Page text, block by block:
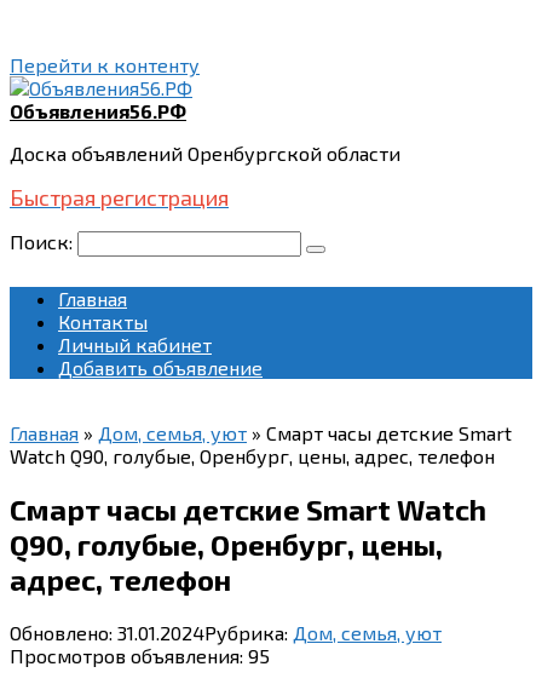
Перейти к контенту
Объявления56.РФ
Доска объявлений Оренбургской области
Быстрая регистрация
Поиск:
Главная
Контакты
Личный кабинет
Добавить объявление
Главная » Дом, семья, уют » Смарт часы детские Smart
Watch Q90, голубые, Оренбург, цены, адрес, телефон
Смарт часы детские Smart Watch
Q90, голубые, Оренбург, цены,
адрес, телефон
Обновлено: 31.01.2024Рубрика: Дом, семья, уют
Просмотров объявления: 95